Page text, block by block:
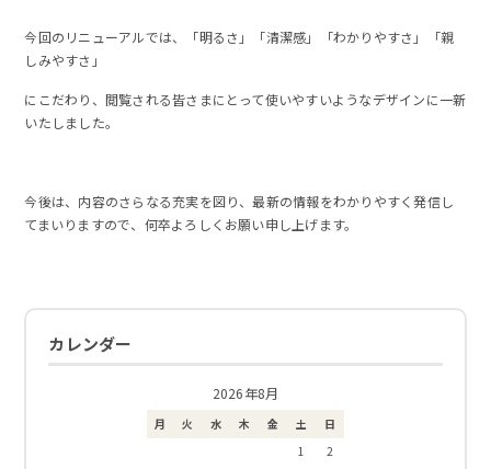
今回のリニューアルでは、「明るさ」「清潔感」「わかりやすさ」「親
しみやすさ」
にこだわり、閲覧される皆さまにとって使いやすいようなデザインに一新
いたしました。
今後は、内容のさらなる充実を図り、最新の情報をわかりやすく発信し
てまいりますので、何卒よろしくお願い申し上げます。
カレンダー
2026年8月
月 火 水 木 金 土
日
1
2